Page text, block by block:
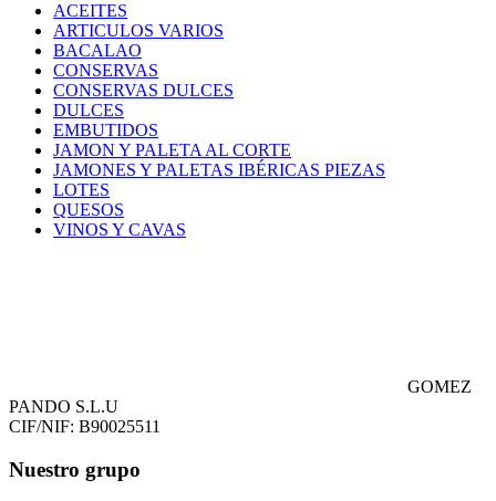
ACEITES
ARTICULOS VARIOS
BACALAO
CONSERVAS
CONSERVAS DULCES
DULCES
EMBUTIDOS
JAMON Y PALETA AL CORTE
JAMONES Y PALETAS IBÉRICAS PIEZAS
LOTES
QUESOS
VINOS Y CAVAS
GOMEZ
PANDO S.L.U
CIF/NIF: B90025511
Nuestro grupo